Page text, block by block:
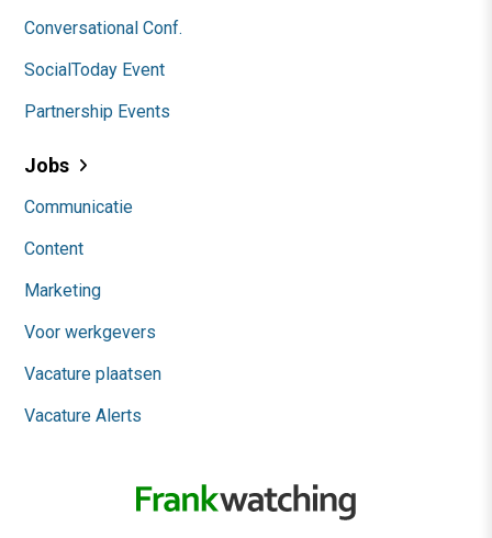
Conversational Conf.
SocialToday Event
Partnership Events
Jobs
Communicatie
Content
Marketing
Voor werkgevers
Vacature plaatsen
Vacature Alerts